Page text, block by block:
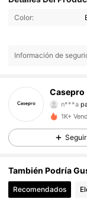
Color:
Información de
Casepro
n***a
c***s
4,83
1K+
Seguir
También Podría
Recomendados